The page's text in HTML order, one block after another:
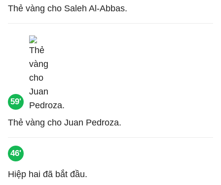
Thẻ vàng cho Saleh Al-Abbas.
59'
Thẻ vàng cho Juan Pedroza.
46'
Hiệp hai đã bắt đầu.